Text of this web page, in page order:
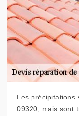
Les précipitations
09320, mais sont